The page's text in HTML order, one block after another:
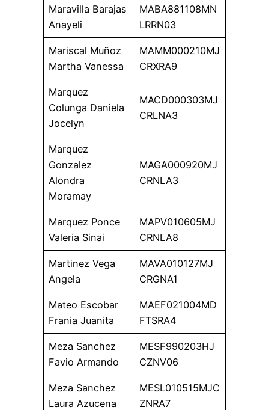
Maravilla Barajas
Anayeli
MABA881108MN
LRRN03
Mariscal Muñoz
Martha Vanessa
MAMM000210MJ
CRXRA9
Marquez
Colunga Daniela
Jocelyn
MACD000303MJ
CRLNA3
Marquez
Gonzalez
Alondra
Moramay
MAGA000920MJ
CRNLA3
Marquez Ponce
Valeria Sinai
MAPV010605MJ
CRNLA8
Martinez Vega
Angela
MAVA010127MJ
CRGNA1
Mateo Escobar
Frania Juanita
MAEF021004MD
FTSRA4
Meza Sanchez
Favio Armando
MESF990203HJ
CZNV06
Meza Sanchez
Laura Azucena
MESL010515MJC
ZNRA7